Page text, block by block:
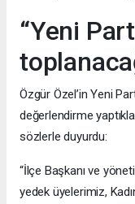
“Yeni
Özgür Özel’in Yeni
değerlendirme
sözlerle duyurdu:
“İlçe Başkanı ve
yedek üyelerimiz,